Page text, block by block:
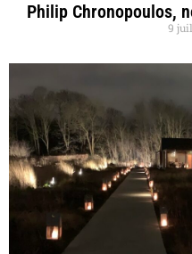
Philip Chronopoulos,
9